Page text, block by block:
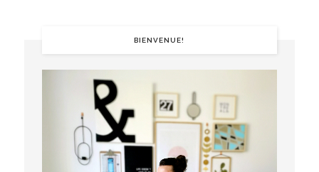
BIENVENUE!